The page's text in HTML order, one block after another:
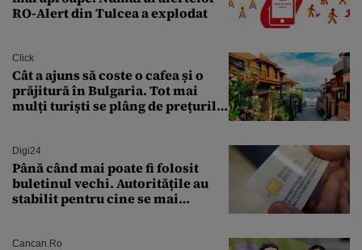
RO-Alert din Tulcea a explodat
Click
Cât a ajuns să coste o cafea și o
prăjitură în Bulgaria. Tot mai
mulți turiști se plâng de prețurile
Digi24
Până când mai poate fi folosit
buletinul vechi. Autoritățile au
stabilit pentru cine se mai
Cancan.ro